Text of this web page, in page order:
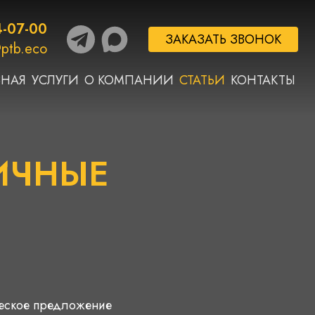
07-00
ЗАКАЗАТЬ ЗВОНОК
УСЛУГИ О КОМПАНИИ СТАТЬИ КОНТАКТЫ
предложение